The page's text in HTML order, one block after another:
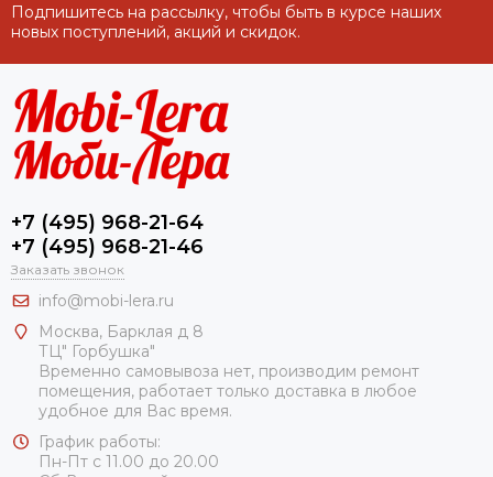
Подпишитесь на рассылку, чтобы быть в курсе наших
новых поступлений, акций и скидок.
+7 (495) 968-21-64
+7 (495) 968-21-46
Заказать звонок
info@mobi-lera.ru
Москва, Барклая д 8
ТЦ" Горбушка"
Временно самовывоза нет, производим ремонт
помещения, работает только доставка в любое
удобное для Вас время.
График работы:
Пн-Пт с 11.00 до 20.00